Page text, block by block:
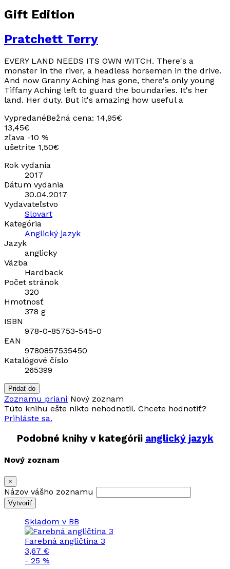
Gift Edition
Pratchett Terry
EVERY LAND NEEDS ITS OWN WITCH. There's a
monster in the river, a headless horsemen in the drive.
And now Granny Aching has gone, there's only young
Tiffany Aching left to guard the boundaries. It's her
land. Her duty. But it's amazing how useful a
VypredanéBežná cena: 14,95€
13,45€
zľava -10 %
ušetríte 1,50€
Rok vydania
2017
Dátum vydania
30.04.2017
Vydavateľstvo
Slovart
Kategória
Anglický jazyk
Jazyk
anglicky
Väzba
Hardback
Počet stránok
320
Hmotnosť
378 g
ISBN
978-0-85753-545-0
EAN
9780857535450
Katalógové číslo
265399
Pridať do
Zoznamu prianí Nový zoznam
Túto knihu ešte nikto nehodnotil. Chcete hodnotiť?
Prihláste sa.
Podobné knihy v kategórii anglický jazyk
Nový zoznam
×
Názov vášho zoznamu
Vytvoriť
Skladom v BB
Farebná angličtina 3
3,67 €
- 25 %